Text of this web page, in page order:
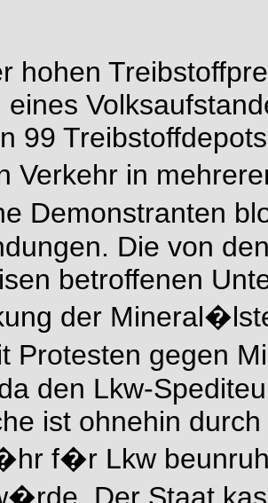
hohen
eines
99
Verkehr in
Demonstranten
Die von
betroffenen
der
Protesten gegen
den Lkw-
ist ohnehin
f�r Lkw